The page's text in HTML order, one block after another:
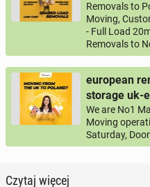
Removals to
Moving,
- Full Load
Removals to
european
storage uk-
We are No1
Moving
Saturday,
Czytaj więcej